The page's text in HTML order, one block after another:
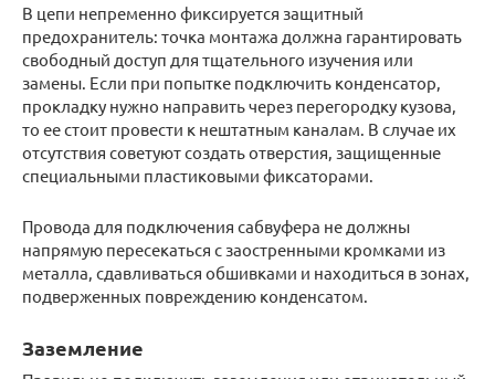
В цепи непременно фиксируется защитный
предохранитель: точка монтажа должна гарантировать
свободный доступ для тщательного изучения или
замены. Если при попытке подключить конденсатор,
прокладку нужно направить через перегородку кузова,
то ее стоит провести к нештатным каналам. В случае их
отсутствия советуют создать отверстия, защищенные
специальными пластиковыми фиксаторами.
Провода для подключения сабвуфера не должны
напрямую пересекаться с заостренными кромками из
металла, сдавливаться обшивками и находиться в зонах,
подверженных повреждению конденсатом.
Заземление